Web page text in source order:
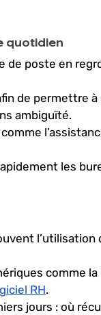
quotidien
de poste en
de permettre
ambiguïté.
les
comme
RH.
jours : où